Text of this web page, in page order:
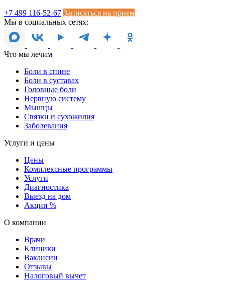
+7 499 116-52-67 Записаться на прием
Мы в социальных сетях:
Что мы лечим
Боли в спине
Боли в суставах
Головные боли
Нервную систему
Мышцы
Связки и сухожилия
Заболевания
Услуги и цены
Цены
Комплексные программы
Услуги
Диагностика
Выезд на дом
Акции %
О компании
Врачи
Клиники
Вакансии
Отзывы
Налоговый вычет